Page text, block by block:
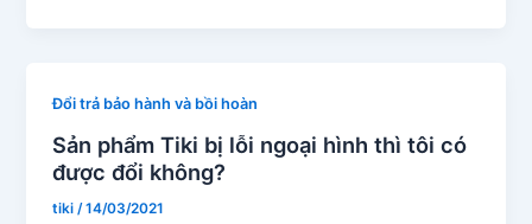
Đổi trả bảo hành và bồi hoàn
Sản phẩm Tiki bị lỗi ngoại hình thì tôi có
được đổi không?
tiki/14/03/2021